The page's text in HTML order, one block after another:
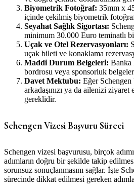
Biyometrik Fotoğraf: 35mm x
içinde çekilmiş biyometrik
Seyahat Sağlık Sigortası:
minimum 30.000 Euro teminatlı
Uçak ve Otel Rezervasyonları:
uçak bileti ve konaklama
Maddi Durum Belgeleri: Banka
bordrosu veya sponsorluk
Davet Mektubu: Eğer
arkadaşınızı ya da ailenizi
gereklidir.
Schengen Vizesi Başvuru Süreci
Schengen vizesi başvurusu, birçok
adımların doğru bir şekilde takip
sorunsuz sonuçlanmasını sağlar. İşte
sürecinde dikkat edilmesi gereken